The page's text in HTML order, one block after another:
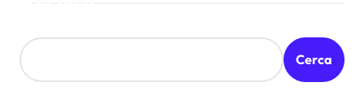
i
n
Cerca